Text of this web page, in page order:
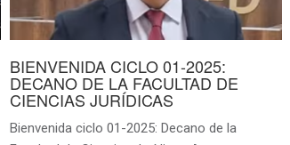
BIENVENIDA CICLO 01-2025:
DECANO DE LA FACULTAD DE
CIENCIAS JURÍDICAS
Bienvenida ciclo 01-2025: Decano de la